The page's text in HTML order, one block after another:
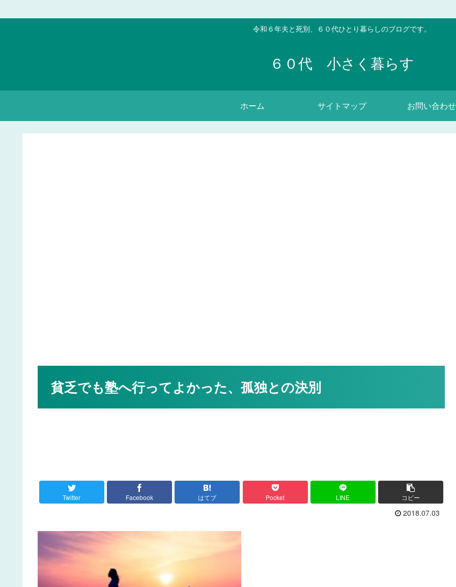
令和６年夫と死別、６０代ひとり暮らしのブログです。
６０代 小さく暮らす
ホーム サイトマップ お問い合わせ
貧乏でも塾へ行ってよかった、孤独との決別
Twitter Facebook はてブ Pocket LINE コピー
2018.07.03